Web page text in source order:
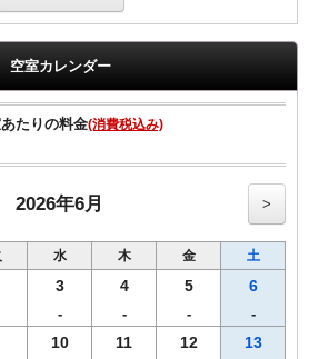
ちが暮らしています。
っております。
ファリツアーなどは別途料金がかかりま
お日にちをご連絡くださいませ。
チェックアウト日の利用を推奨しておりま
前精算となりますので予めご了承ください
上3歳以上の添い寝無料はご利用できま
いませ。
空室カレンダー
たりの料金(消費税込み)
2026年6月 >
水 木 金 土
3
-
4
-
5
-
6
-
10 11 12 13